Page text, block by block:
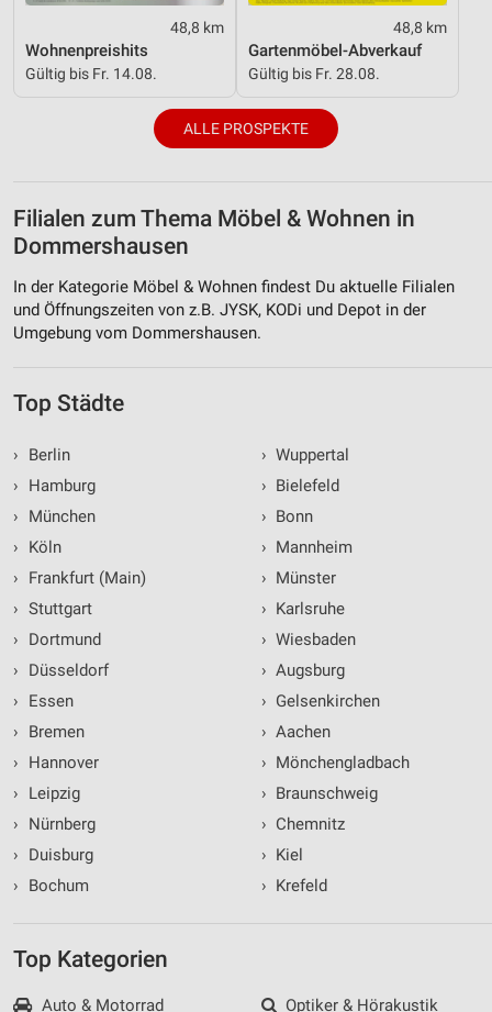
48,8 km
Wohnenpreishits
Gültig bis Fr. 14.08.
48,8 km
Gartenmöbel-Abverkauf
Gültig bis Fr. 28.08.
ALLE PROSPEKTE
Filialen zum Thema Möbel & Wohnen in
Dommershausen
In der Kategorie Möbel & Wohnen findest Du aktuelle Filialen
und Öffnungszeiten von z.B. JYSK, KODi und Depot in der
Umgebung vom Dommershausen.
Top Städte
›
Berlin
›
Hamburg
›
München
›
Köln
›
Frankfurt (Main)
› Stuttgart
›
Dortmund
›
Düsseldorf
›
Essen
›
Bremen
›
Hannover
›
Leipzig
›
Nürnberg
›
Duisburg
›
Bochum
› Wuppertal
› Bielefeld
› Bonn
› Mannheim
› Münster
› Karlsruhe
› Wiesbaden
› Augsburg
› Gelsenkirchen
› Aachen
› Mönchengladbach
› Braunschweig
› Chemnitz
› Kiel
› Krefeld
Top Kategorien
Auto & Motorrad
Optiker & Hörakustik